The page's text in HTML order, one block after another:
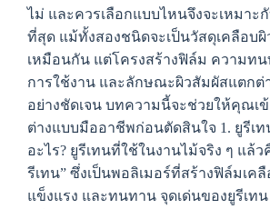
ไม่ และควรเลือกแบบไหนจึงจะเหมาะ
ที่สุด แม้ทั้งสองชนิดจะเป็นวัสดุเคลือบผิ
เหมือนกัน แต่โครงสร้างฟิล์ม ความทน
การใช้งาน และลักษณะผิวสัมผัสแตกต่
อย่างชัดเจน บทความนี้จะช่วยให้คุณเ
ต่างแบบมืออาชีพก่อนตัดสินใจ 1. ยูรีเ
อะไร? ยูรีเทนที่ใช้ในงานไม้จริง ๆ แล้ว
รีเทน” ซึ่งเป็นพอลิเมอร์ที่สร้างฟิล์มเค
แข็งแรง และทนทาน จุดเด่นของยูรีเท